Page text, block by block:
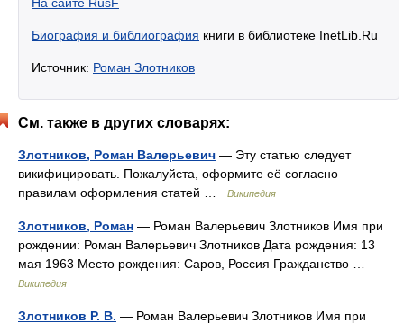
Биография и библиография книги в библиотеке InetLib.Ru
Источник: Роман Злотников
См. также в других словарях:
Злотников, Роман Валерьевич — Эту статью следует
викифицировать. Пожалуйста, оформите её согласно
правилам оформления статей …
Википедия
Злотников, Роман — Роман Валерьевич Злотников Имя при
рождении: Роман Валерьевич Злотников Дата рождения: 13
мая 1963 Место рождения: Саров, Россия Гражданство …
Википедия
Злотников Р. В. — Роман Валерьевич Злотников Имя при